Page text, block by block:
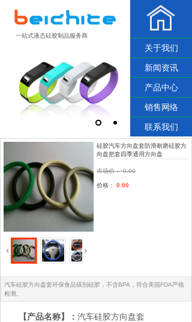
一站式液态硅胶制品服务商
关于我们
新闻资讯
产品中心
销售网络
联系我们
硅胶汽车方向盘套防滑耐磨硅胶方
向盘把套四季通用方向盘
市场价： 0.00
价格： 0.00
汽车硅胶方向盘套环保食品级别硅胶，不含BPA，符合美国FDA严格
检测。
【产品名称】： 汽车硅胶方向盘套